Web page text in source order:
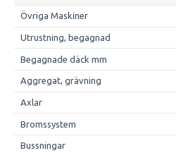
Övriga Maskiner
Utrustning, begagnad
Begagnade däck mm
Aggregat, grävning
Axlar
Bromssystem
Bussningar